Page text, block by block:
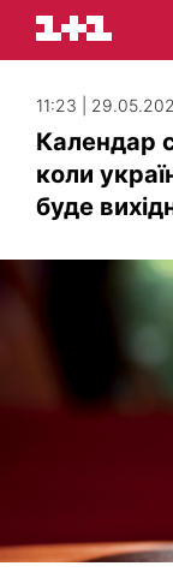
11:23 |
Календар
коли
буде